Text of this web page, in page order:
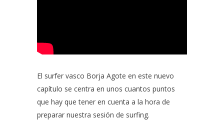
El surfer vasco Borja Agote en este nuevo
capítulo se centra en unos cuantos puntos
que hay que tener en cuenta a la hora de
preparar nuestra sesión de surfing.